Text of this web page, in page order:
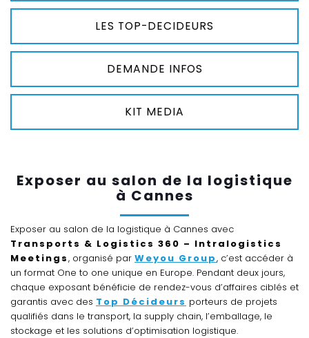
LES TOP-DECIDEURS
DEMANDE INFOS
KIT MEDIA
Exposer au salon de la logistique
à Cannes
Exposer au salon de la logistique à Cannes avec
Transports & Logistics 360 – Intralogistics
Meetings, organisé par Weyou Group, c’est accéder à
un format One to one unique en Europe. Pendant deux jours,
chaque exposant bénéficie de rendez-vous d’affaires ciblés et
garantis avec des Top Décideurs porteurs de projets
qualifiés dans le transport, la supply chain, l’emballage, le
stockage et les solutions d’optimisation logistique.